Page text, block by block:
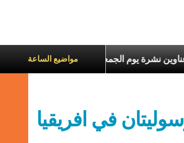
مواضيع الساعةعناوين نشرة يوم الجمعة 7 آب 2026: السلام يُبنى بصبر يومًا بعد يوم
في افريقيا